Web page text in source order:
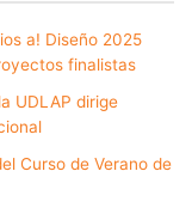
a! Diseño 2025
finalistas
UDLAP dirige
Curso de Verano de